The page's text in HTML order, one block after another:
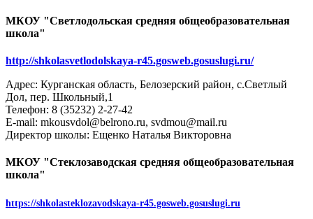
МКОУ "Светлодольская средняя общеобразовательная
школа"
http://shkolasvetlodolskaya-r45.gosweb.gosuslugi.ru/
Адрес: Курганская область, Белозерский район, с.Светлый
Дол, пер. Школьный,1
Телефон: 8 (35232) 2-27-42
E-mail: mkousvdol@belrono.ru, svdmou@mail.ru
Директор школы: Ещенко Наталья Викторовна
МКОУ "Стеклозаводская средняя общеобразовательная
школа"
https://shkolasteklozavodskaya-r45.gosweb.gosuslugi.ru